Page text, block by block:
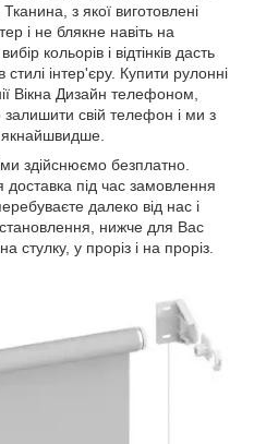
з якої виготовлені
і не блякне навіть на
кольорів і відтінків дасть
інтер'єру. Купити рулонні
Вікна Дизайн телефоном,
свій телефон і ми з
здійснюємо безплатно.
доставка під час замовлення
далеко від нас і
нижче для Вас
стулку, у проріз і на проріз.